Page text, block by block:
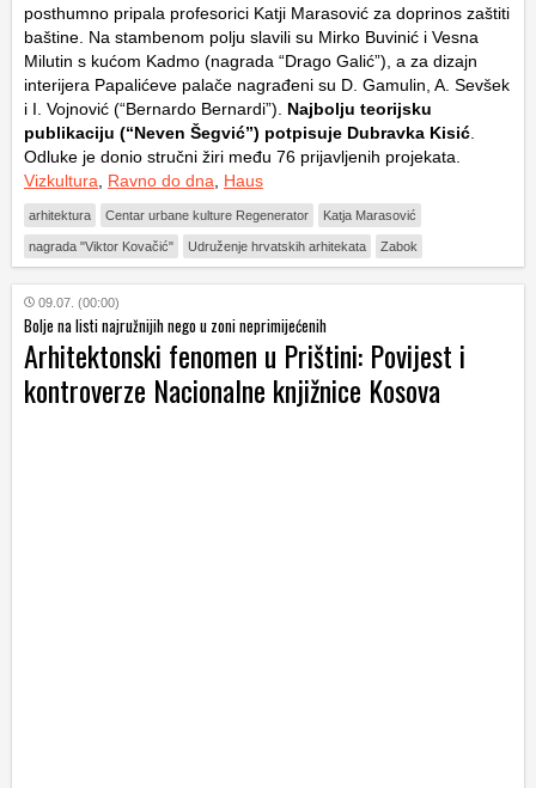
posthumno pripala profesorici Katji Marasović za doprinos zaštiti
baštine. Na stambenom polju slavili su Mirko Buvinić i Vesna
Milutin s kućom Kadmo (nagrada “Drago Galić”), a za dizajn
interijera Papalićeve palače nagrađeni su D. Gamulin, A. Sevšek
i I. Vojnović (“Bernardo Bernardi”).
Najbolju teorijsku
publikaciju (“Neven Šegvić”) potpisuje Dubravka Kisić
Odluke je donio stručni žiri među 76 prijavljenih projekata.
Vizkultura
Ravno do dna Haus
arhitektura Centar urbane kulture Regenerator Katja Marasović
nagrada "Viktor Kovačić" Udruženje hrvatskih arhitekata Zabok
09.07. (00:00)
Bolje na listi najružnijih nego u zoni neprimijećenih
Arhitektonski fenomen u Prištini: Povijest i
kontroverze Nacionalne knjižnice Kosova